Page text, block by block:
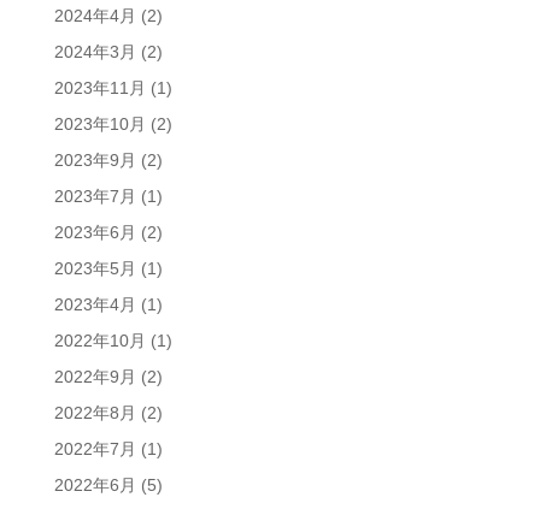
2024年4月 (2)
2024年3月 (2)
2023年11月 (1)
2023年10月 (2)
2023年9月 (2)
2023年7月 (1)
2023年6月 (2)
2023年5月 (1)
2023年4月 (1)
2022年10月 (1)
2022年9月 (2)
2022年8月 (2)
2022年7月 (1)
2022年6月 (5)